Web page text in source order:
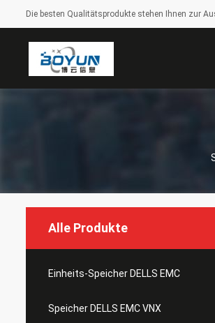
Die besten Qualitätsprodukte stehen Ihnen zur
Alle Produkte
Einheits-Speicher DELLS EMC
Speicher DELLS EMC VNX